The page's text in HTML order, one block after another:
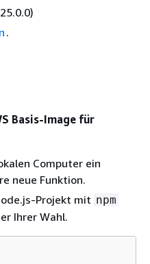
.
Basis-Image für
Computer ein
neue Funktion.
Projekt mit npm
Ihrer Wahl.